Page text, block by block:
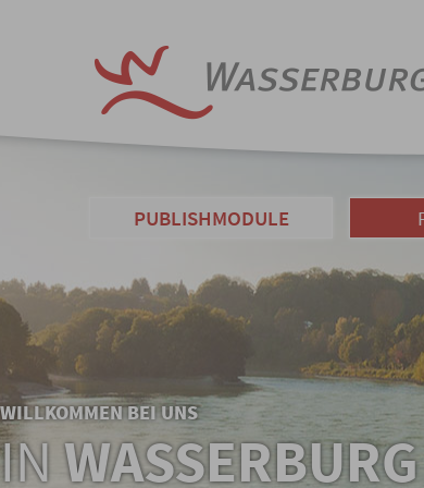
PUBLISHMODULE
WILLKOMMEN BEI UNS
IN